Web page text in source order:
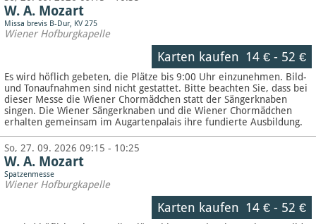
W. A. Mozart
Missa brevis B-Dur, KV 275
Wiener Hofburgkapelle
Karten kaufen 14 €- 52 €
Es wird höflich gebeten, die Plätze bis 9:00 Uhr einzunehmen. Bild-
und Tonaufnahmen sind nicht gestattet. Bitte beachten Sie, dass bei
dieser Messe die Wiener Chormädchen statt der Sängerknaben
singen. Die Wiener Sängerknaben und die Wiener Chormädchen
erhalten gemeinsam im Augartenpalais ihre fundierte Ausbildung.
So, 27. 09. 2026 09:15 - 10:25
W. A. Mozart
Spatzenmesse
Wiener Hofburgkapelle
Karten kaufen 14 €- 52 €